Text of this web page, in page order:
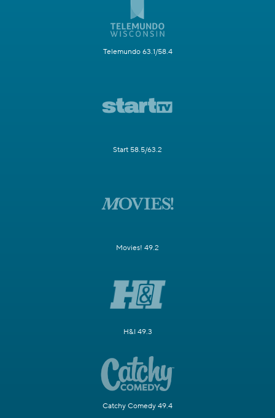
Telemundo 63.1/58.4
Start 58.5/63.2
Movies! 49.2
H&I 49.3
Catchy Comedy 49.4